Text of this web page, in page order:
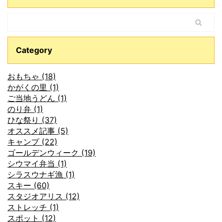
Category
おもちゃ (18)
かがくの里 (1)
ご当地うどん (1)
のり弁 (1)
ひな祭り (37)
オススメ記事 (5)
キャンプ (22)
ゴールデンウィーク (19)
シウマイ弁当 (1)
シラスウナギ漁 (1)
スキー (60)
スタジオアリス (12)
ストレッチ (1)
スポット (12)